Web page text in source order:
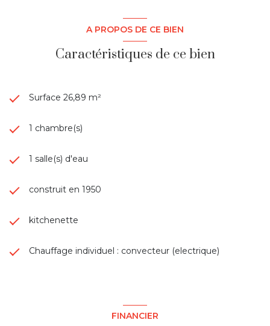
A PROPOS DE CE BIEN
Caractéristiques de ce bien
Surface 26,89 m²
1 chambre(s)
1 salle(s) d'eau
construit en 1950
kitchenette
Chauffage individuel : convecteur (electrique)
FINANCIER